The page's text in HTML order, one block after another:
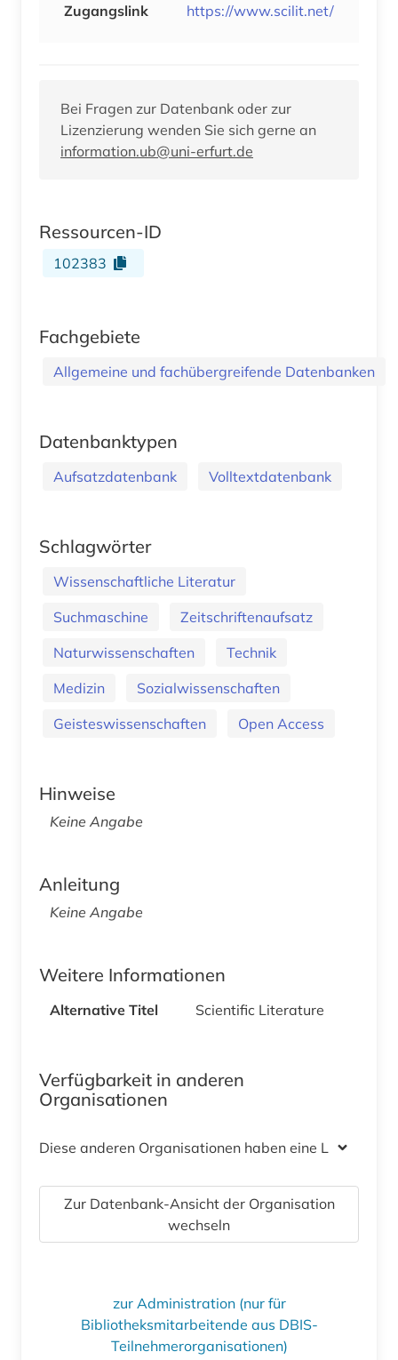
Zugangslink
https://www.scilit.net/
Bei Fragen zur Datenbank oder zur
Lizenzierung wenden Sie sich gerne an
information.ub@uni-erfurt.de
Ressourcen-ID
102383
Fachgebiete
Allgemeine und fachübergreifende Datenbanken
Datenbanktypen
Aufsatzdatenbank Volltextdatenbank
Schlagwörter
Wissenschaftliche Literatur
Suchmaschine
Zeitschriftenaufsatz
Naturwissenschaften
Technik
Medizin
Sozialwissenschaften
Geisteswissenschaften
Open Access
Hinweise
Keine Angabe
Anleitung
Keine Angabe
Weitere Informationen
Alternative Titel Scientific Literature
Verfügbarkeit in anderen
Organisationen
Diese anderen Organisationen haben eine Lizenz
Zur Datenbank-Ansicht der Organisation
wechseln
zur Administration (nur für
Bibliotheksmitarbeitende aus DBIS-
Teilnehmerorganisationen)